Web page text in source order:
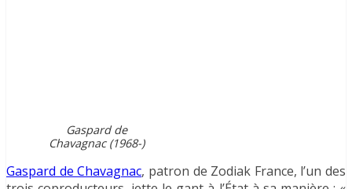
Gaspard de
Chavagnac (1968-)
Gaspard de Chavagnac, patron de Zodiak France, l’un des